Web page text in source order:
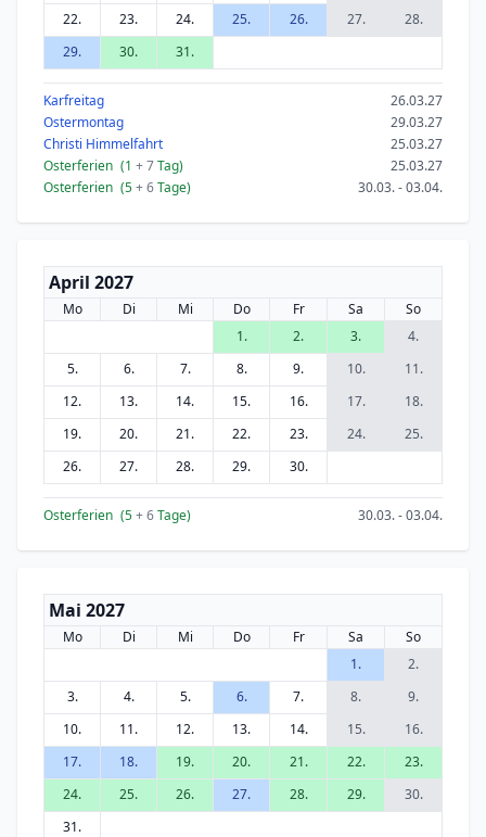
22.
23. 24. 25. 26. 27.
28.
29.
30. 31.
Karfreitag
26.03.27
Ostermontag
29.03.27
Christi Himmelfahrt
25.03.27
Osterferien (1 + 7Tag)
25.03.27
Osterferien (5+ 6Tage) 30.03. - 03.04.
April 2027
Mo Di Mi Do Fr Sa
So
1.
2. 3.
4.
5.
6. 7. 8. 9. 10.
11.
12.
13. 14. 15. 16. 17.
18.
19.
20. 21. 22. 23. 24.
25.
26.
27. 28. 29. 30.
Osterferien (5+ 6Tage) 30.03. - 03.04.
Mai 2027
Mo Di Mi Do Fr Sa
So
1.
2.
3.
4. 5. 6. 7. 8.
9.
10.
11. 12. 13. 14. 15.
16.
17.
18. 19. 20. 21. 22.
23.
24.
25. 26. 27. 28. 29.
30.
31.